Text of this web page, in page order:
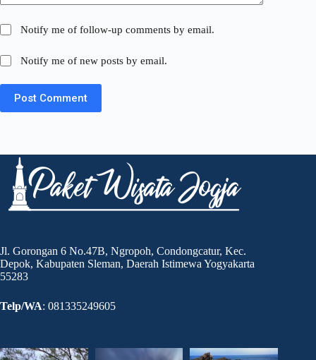
Notify me of follow-up comments by email.
Notify me of new posts by email.
Post Comment
Jl. Gorongan 6 No.47B, Ngropoh, Condongcatur, Kec.
Depok, Kabupaten Sleman, Daerah Istimewa Yogyakarta
55283
Telp/WA: 081335249605